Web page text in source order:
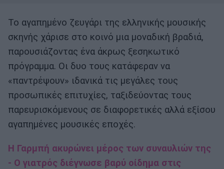
Το αγαπημένο ζευγάρι της ελληνικής μουσικής
σκηνής χάρισε στο κοινό μια μοναδική βραδιά,
παρουσιάζοντας ένα άκρως ξεσηκωτικό
πρόγραμμα. Οι δυο τους κατάφεραν να
«παντρέψουν» ιδανικά τις μεγάλες τους
προσωπικές επιτυχίες, ταξιδεύοντας τους
παρευρισκόμενους σε διαφορετικές αλλά εξίσου
αγαπημένες μουσικές εποχές.
Η Γαρμπή ακυρώνει μέρος των συναυλιών της
- Ο γιατρός διέγνωσε βαρύ οίδημα στις